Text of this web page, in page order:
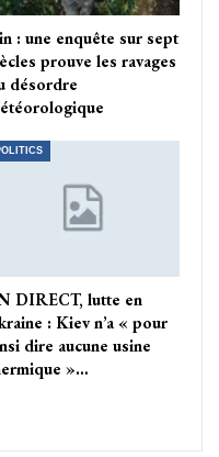
: une enquête sur sept
prouve les ravages
désordre
DIRECT, lutte en
: Kiev n’a « pour
dire aucune usine
»…